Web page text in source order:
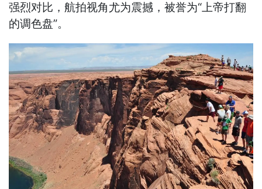
强烈对比，航拍视角尤为震撼，被誉为“上帝打翻
的调色盘”。